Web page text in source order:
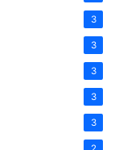
3
3
3
3
3